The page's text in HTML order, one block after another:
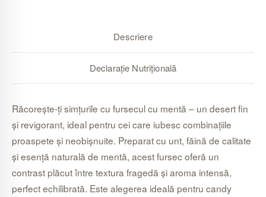
Descriere
Declarație Nutrițională
Răcorește-ți simțurile cu fursecul cu mentă – un desert fin
și revigorant, ideal pentru cei care iubesc combinațiile
proaspete și neobișnuite. Preparat cu unt, făină de calitate
și esență naturală de mentă, acest fursec oferă un
contrast plăcut între textura fragedă și aroma intensă,
perfect echilibrată. Este alegerea ideală pentru candy